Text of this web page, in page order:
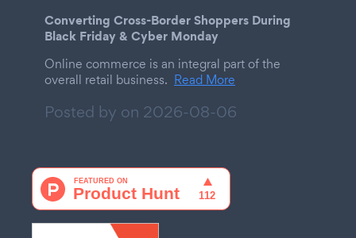
Converting Cross-Border Shoppers During
Black Friday & Cyber Monday
Online commerce is an integral part of the
overall retail business. Read More
Posted by on 2026-08-06